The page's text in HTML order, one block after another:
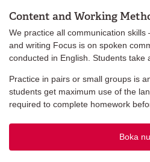
Content and Working
We practice all communication
and writing Focus is on spoken
conducted in English. Students take
Practice in pairs or small groups is
students get maximum use of the
required to complete homework
Boka nu